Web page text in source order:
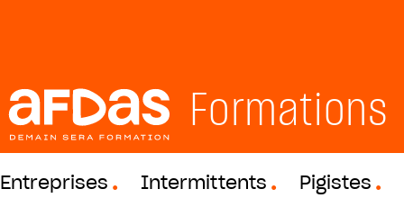
Formations
Entreprises Intermittents Pigistes